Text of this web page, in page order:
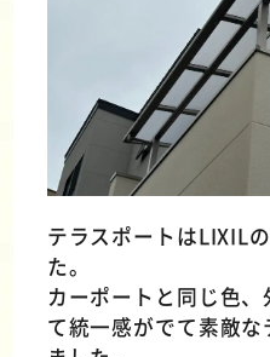
テラスポートはLIXIL
た。
カーポートと同じ色
て統一感がでて素敵